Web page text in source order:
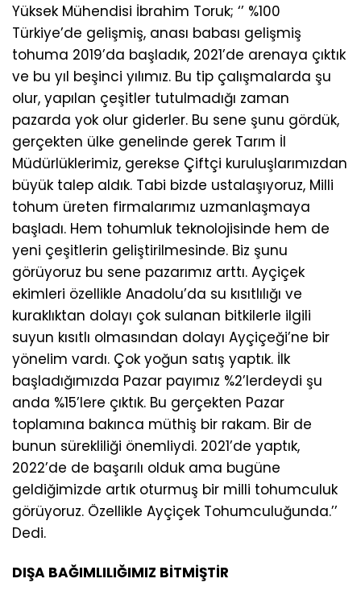
Yüksek Mühendisi İbrahim Toruk; ‘’ %100
Türkiye’de gelişmiş, anası babası gelişmiş
tohuma 2019’da başladık, 2021’de arenaya çıktık
ve bu yıl beşinci yılımız. Bu tip çalışmalarda şu
olur, yapılan çeşitler tutulmadığı zaman
pazarda yok olur giderler. Bu sene şunu gördük,
gerçekten ülke genelinde gerek Tarım İl
Müdürlüklerimiz, gerekse Çiftçi kuruluşlarımızdan
büyük talep aldık. Tabi bizde ustalaşıyoruz, Milli
tohum üreten firmalarımız uzmanlaşmaya
başladı. Hem tohumluk teknolojisinde hem de
yeni çeşitlerin geliştirilmesinde. Biz şunu
görüyoruz bu sene pazarımız arttı. Ayçiçek
ekimleri özellikle Anadolu’da su kısıtlılığı ve
kuraklıktan dolayı çok sulanan bitkilerle ilgili
suyun kısıtlı olmasından dolayı Ayçiçeği’ne bir
yönelim vardı. Çok yoğun satış yaptık. İlk
başladığımızda Pazar payımız %2’lerdeydi şu
anda %15’lere çıktık. Bu gerçekten Pazar
toplamına bakınca müthiş bir rakam. Bir de
bunun sürekliliği önemliydi. 2021’de yaptık,
2022’de de başarılı olduk ama bugüne
geldiğimizde artık oturmuş bir milli tohumculuk
görüyoruz. Özellikle Ayçiçek Tohumculuğunda.’’
Dedi.
DIŞA BAĞIMLILIĞIMIZ BİTMİŞTİR